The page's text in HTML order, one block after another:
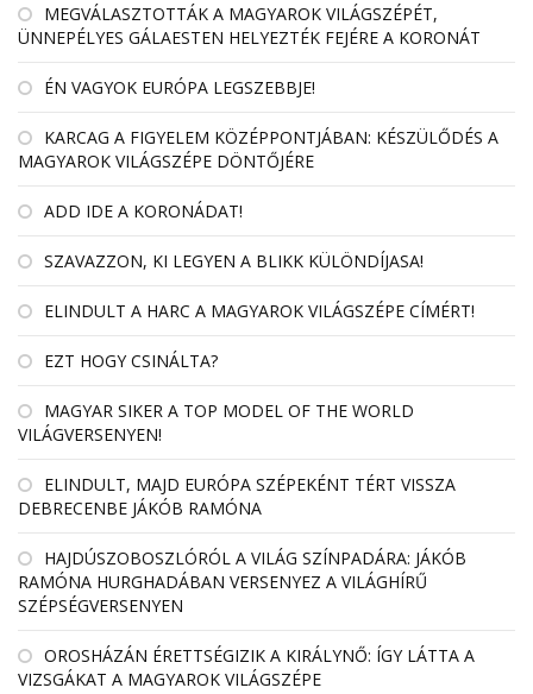
MEGVÁLASZTOTTÁK A MAGYAROK VILÁGSZÉPÉT,
ÜNNEPÉLYES GÁLAESTEN HELYEZTÉK FEJÉRE A KORONÁT
ÉN VAGYOK EURÓPA LEGSZEBBJE!
KARCAG A FIGYELEM KÖZÉPPONTJÁBAN: KÉSZÜLŐDÉS A
MAGYAROK VILÁGSZÉPE DÖNTŐJÉRE
ADD IDE A KORONÁDAT!
SZAVAZZON, KI LEGYEN A BLIKK KÜLÖNDÍJASA!
ELINDULT A HARC A MAGYAROK VILÁGSZÉPE CÍMÉRT!
EZT HOGY CSINÁLTA?
MAGYAR SIKER A TOP MODEL OF THE WORLD
VILÁGVERSENYEN!
ELINDULT, MAJD EURÓPA SZÉPEKÉNT TÉRT VISSZA
DEBRECENBE JÁKÓB RAMÓNA
HAJDÚSZOBOSZLÓRÓL A VILÁG SZÍNPADÁRA: JÁKÓB
RAMÓNA HURGHADÁBAN VERSENYEZ A VILÁGHÍRŰ
SZÉPSÉGVERSENYEN
OROSHÁZÁN ÉRETTSÉGIZIK A KIRÁLYNŐ: ÍGY LÁTTA A
VIZSGÁKAT A MAGYAROK VILÁGSZÉPE